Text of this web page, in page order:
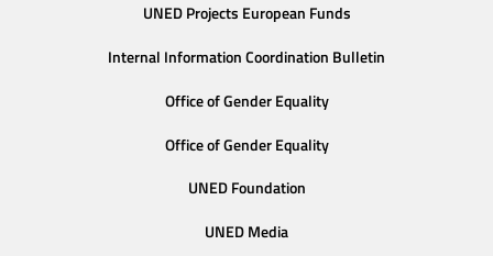
UNED Projects European Funds
Internal Information Coordination Bulletin
Office of Gender Equality
Office of Gender Equality
UNED Foundation
UNED Media